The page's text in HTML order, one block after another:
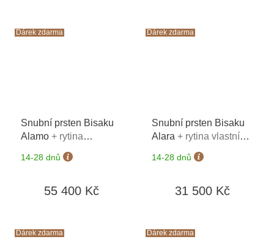
Dárek zdarma
Snubní prsten Bisaku
Alamo + rytina
vlastního textu na oba
prsteny*
14-28 dnů
55 400 Kč
Dárek zdarma
Snubní prsten Bisaku
Alara + rytina vlastního
textu na oba prsteny*
14-28 dnů
31 500 Kč
Dárek zdarma Dárek zdarma